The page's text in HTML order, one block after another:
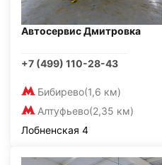
Автосервис Дмитровка
+7 (499) 110-28-43
Бибирево(1,6 км)
Алтуфьево(2,35 км)
Лобненская 4